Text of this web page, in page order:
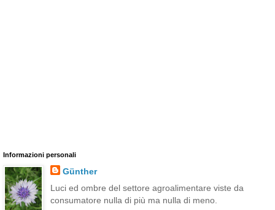
Informazioni personali
Günther
Luci ed ombre del settore agroalimentare viste da
consumatore nulla di più ma nulla di meno.